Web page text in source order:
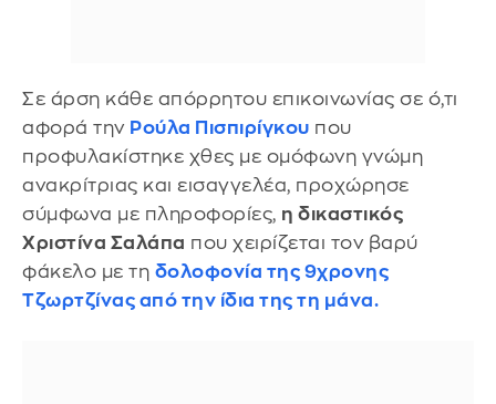
Σε άρση κάθε απόρρητου επικοινωνίας σε ό,τι
αφορά την Ρούλα Πισπιρίγκου που
προφυλακίστηκε χθες με ομόφωνη γνώμη
ανακρίτριας και εισαγγελέα, προχώρησε
σύμφωνα με πληροφορίες, η δικαστικός
Χριστίνα Σαλάπα που χειρίζεται τον βαρύ
φάκελο με τη δολοφονία της 9χρονης
Τζωρτζίνας από την ίδια της τη μάνα.